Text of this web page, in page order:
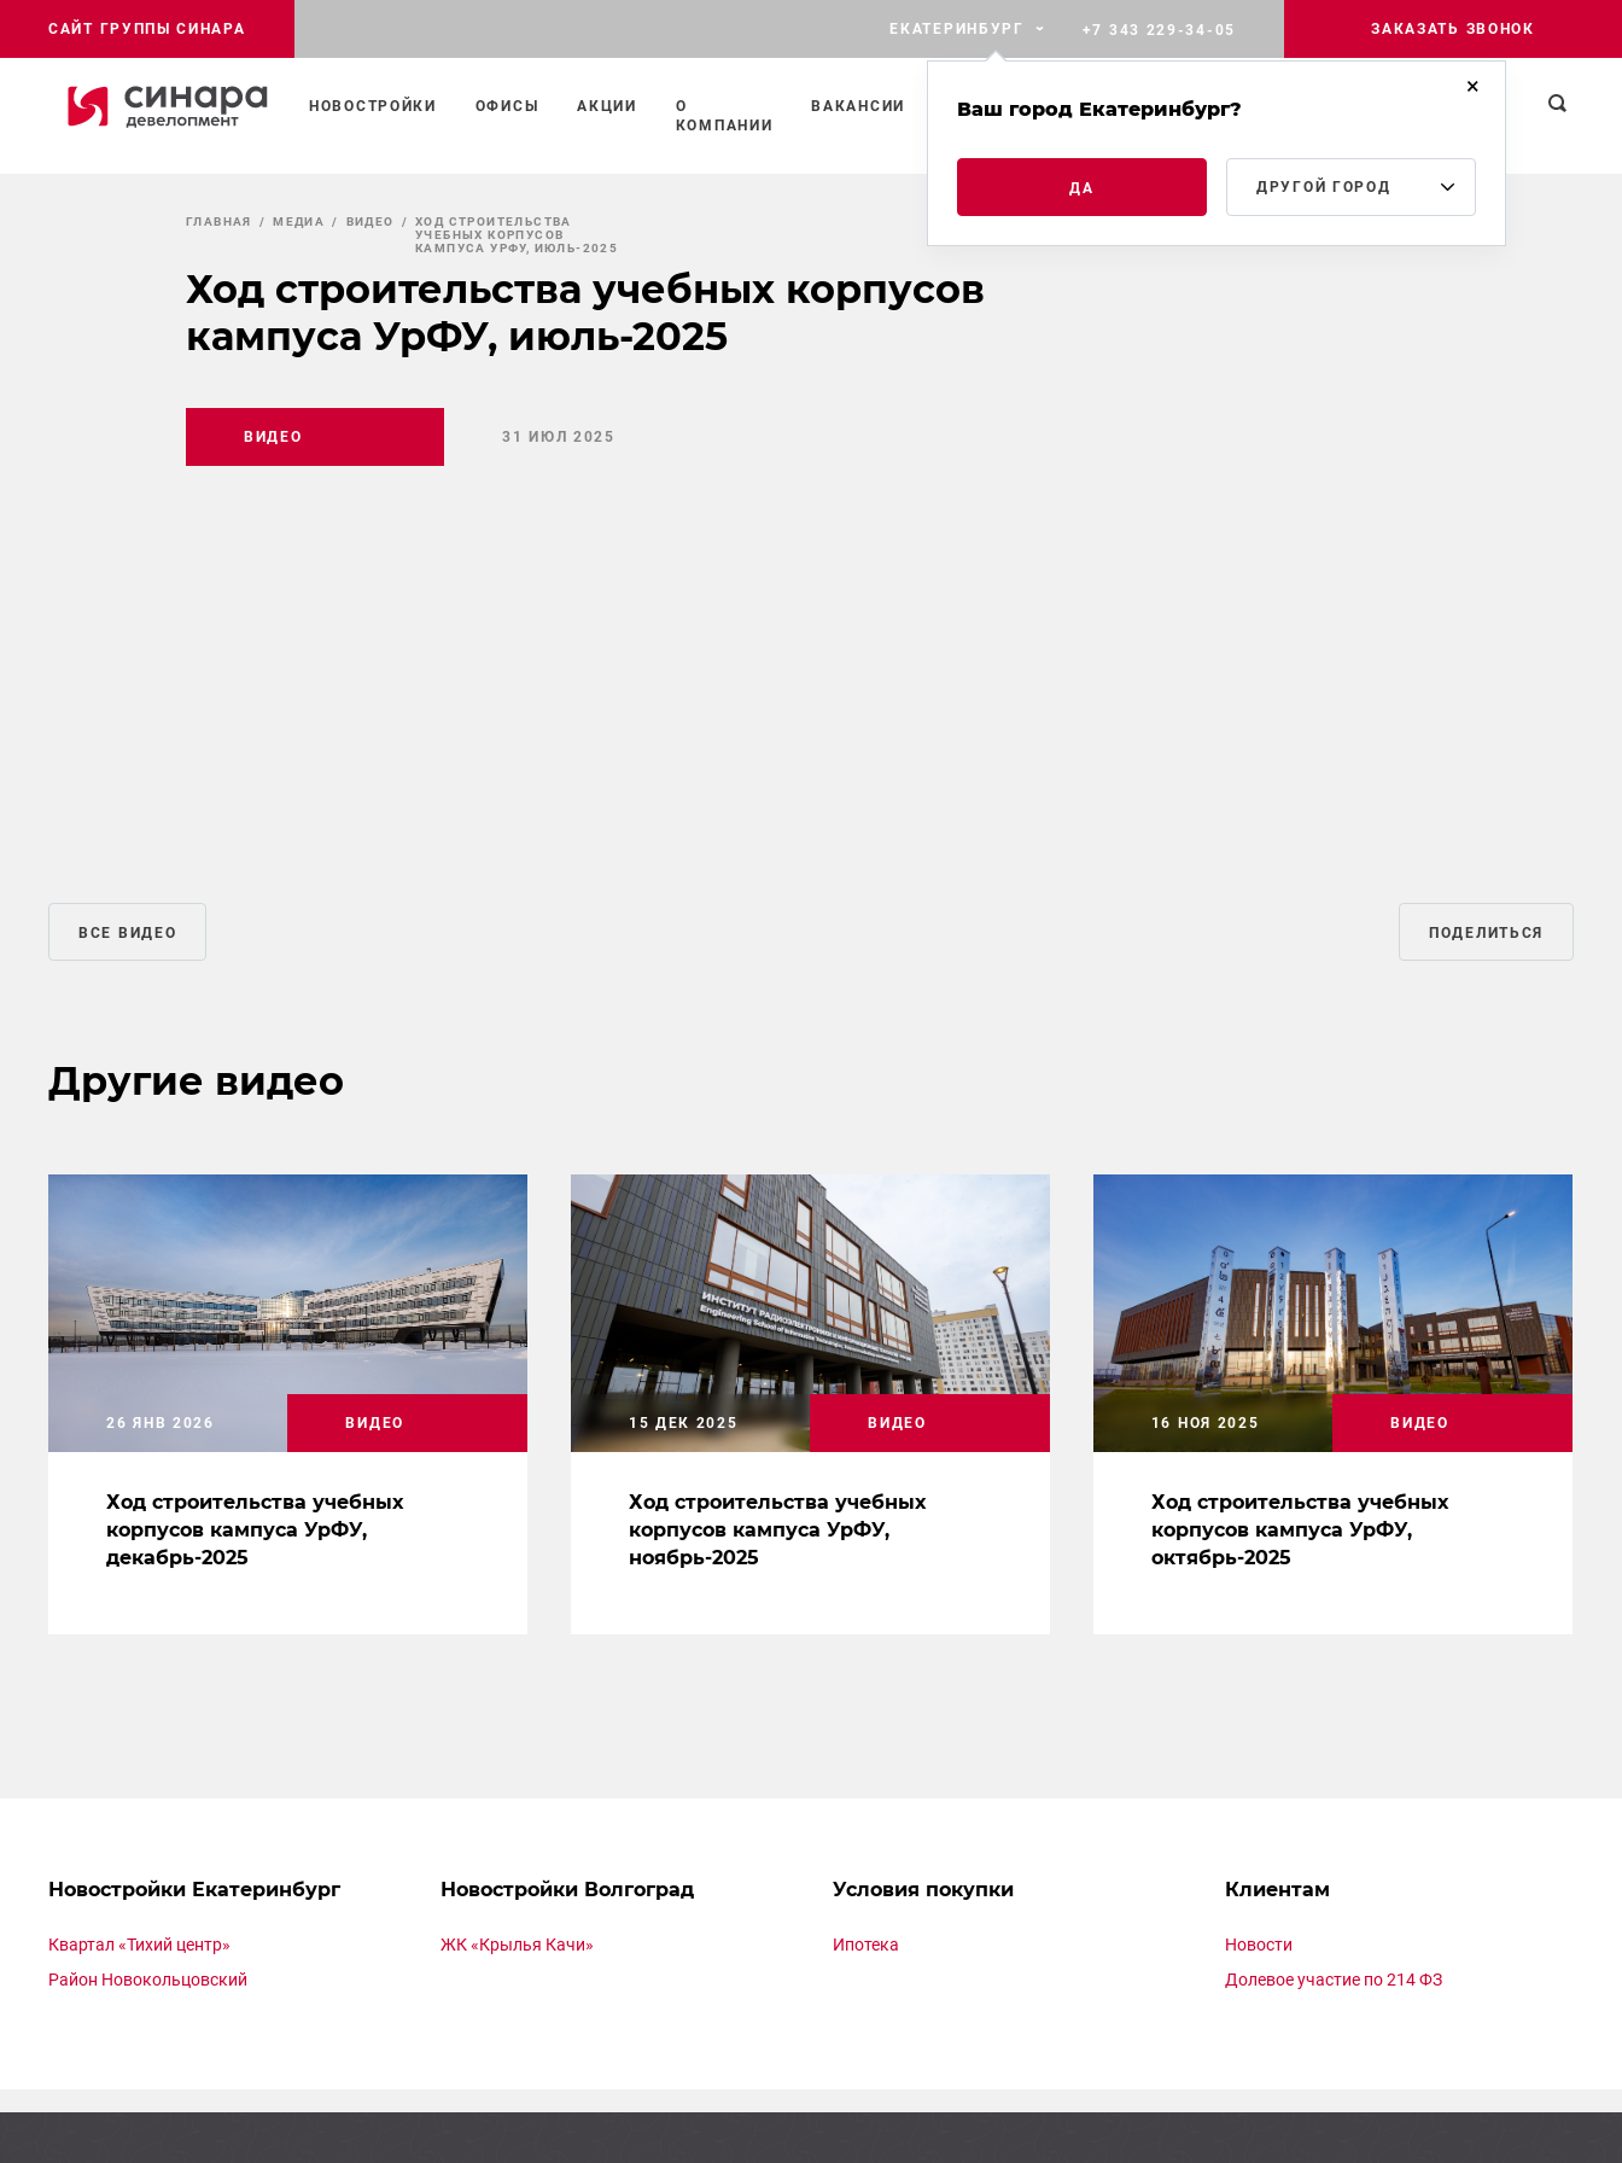
САЙТ ГРУППЫ СИНАРА ЕКАТЕРИНБУРГ +7 343 229-34-05 ЗАКАЗАТЬ ЗВОНОК
НОВОСТРОЙКИ ОФИСЫ АКЦИИ
О
КОМПАНИИ
ВАКАНСИИ ПРОЕКТЫ
ПРОМЫШЛЕННОЕ
Ваш город Екатеринбург?
ДА ДРУГОЙ ГОРОД
ГЛАВНАЯ МЕДИА ВИДЕО
ХОД СТРОИТЕЛЬСТВА
УЧЕБНЫХ КОРПУСОВ
КАМПУСА УРФУ, ИЮЛЬ-2025
Ход строительства учебных корпусов
кампуса УрФУ, июль-2025
ВИДЕО 31 ИЮЛ 2025
ВСЕ ВИДЕО ПОДЕЛИТЬСЯ
Другие видео
Ход строительства учебных
корпусов кампуса УрФУ,
декабрь-2025
26 ЯНВ 2026 ВИДЕО
Ход строительства учебных
корпусов кампуса УрФУ,
ноябрь-2025
15 ДЕК 2025 ВИДЕО
Ход строительства учебных
корпусов кампуса УрФУ,
октябрь-2025
16 НОЯ 2025 ВИДЕО
Новостройки Екатеринбург
Квартал «Тихий центр»
Район Новокольцовский
Новостройки Волгоград
ЖК «Крылья Качи»
Условия покупки
Ипотека
Клиентам
Новости
Долевое участие по 214 ФЗ